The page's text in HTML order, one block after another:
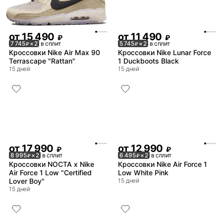
от 15 490 ₽
7 745₽× 2 в сплит
Кроссовки Nike Air Max 90
Terrascape "Rattan"
15 дней
от 11 490 ₽
5 745₽× 2 в сплит
Кроссовки Nike Lunar Force
1 Duckboots Black
15 дней
от17 990 ₽
8 995₽× 2 в сплит
Кроссовки NOCTA x Nike
Air Force 1 Low "Certified
Lover Boy"
15 дней
от12 990 ₽
6 495₽× 2 в сплит
Кроссовки Nike Air Force 1
Low White Pink
15 дней